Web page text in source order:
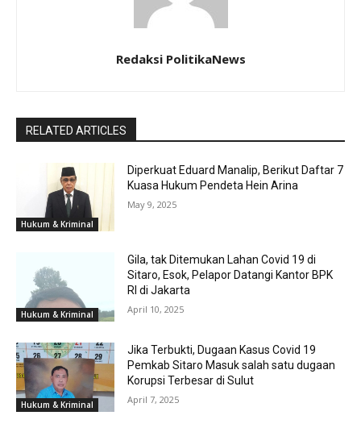
Redaksi PolitikaNews
RELATED ARTICLES
Hukum & Kriminal
Diperkuat Eduard Manalip, Berikut Daftar 7
Kuasa Hukum Pendeta Hein Arina
May 9, 2025
Hukum & Kriminal
Gila, tak Ditemukan Lahan Covid 19 di
Sitaro, Esok, Pelapor Datangi Kantor BPK
RI di Jakarta
April 10, 2025
Hukum & Kriminal
Jika Terbukti, Dugaan Kasus Covid 19
Pemkab Sitaro Masuk salah satu dugaan
Korupsi Terbesar di Sulut
April 7, 2025